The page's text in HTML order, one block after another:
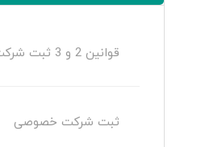
قوانین 2 و 3 ثبت شرکت ها
ثبت شرکت خصوصی